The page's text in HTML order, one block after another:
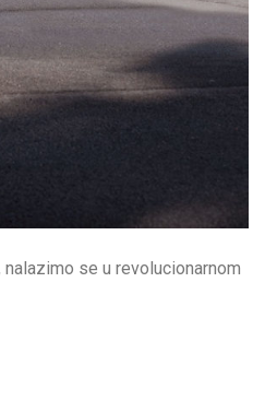
se u revolucionarnom